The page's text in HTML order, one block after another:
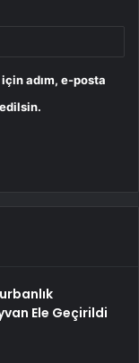
adım, e-posta
Ele Geçirildi